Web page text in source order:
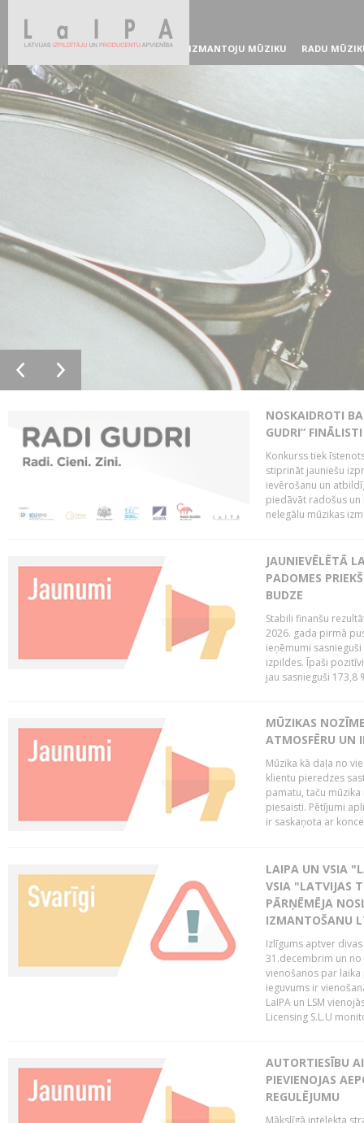
IZMANTOJU MŪZIKU RADU
NOSKAIDROTI
GUDRI” FINĀLISTI
Konkurss tiek
stiprināt jauniešu
ievērošanu un
piedāvāt radošus
nelegālu mūzikas
JAUNIEVĒLĒTĀ
PADOMES
BUDZE
Stabili finanšu
2026. gada pirmā
ieņēmumi
izpildes. Īpaši
jau sasnieguši 173,8
MŪZIKAS
ATMOSFĒRU UN
Mūzika kā daļa no
klientu pieredzes
pamatu, taču
piesaisti. Pētījumi
ir saskaņota ar
LAIPA UN VSIA
VSIA "LATVIJAS
PĀRŅĒMĒJA
IZMANTOŠANU
Izlīgums aptver
31.decembrim un no
vienošanos par
ieguvums ir
LaIPA un LSM
Licensing S.L.U
AUTORTIESĪBU
PIEVIENOJAS
REGULĒJUMU
Mākslīgā intelekta